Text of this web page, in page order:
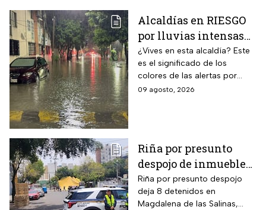
Alcaldías en RIESGO
por lluvias intensas
en CDMX hoy 9 de
agosto: ¿dónde hay
alerta y peligro de
inundaciones?
¿Vives en esta alcaldía? Este
es el significado de los
colores de las alertas por
lluvias en la capital mexicana.
09 agosto, 2026
Riña por presunto
despojo de inmueble
en la GAM deja 8
detenidos
Riña por presunto despojo
deja 8 detenidos en
Magdalena de las Salinas,